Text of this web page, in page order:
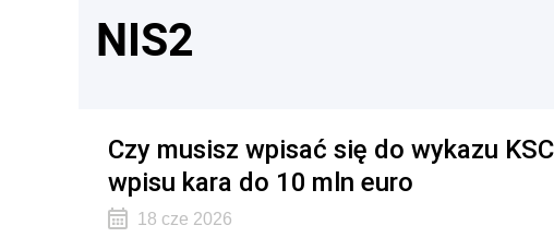
NIS2
Czy musisz wpisać się do wykazu
wpisu kara do 10 mln euro
18 cze 2026